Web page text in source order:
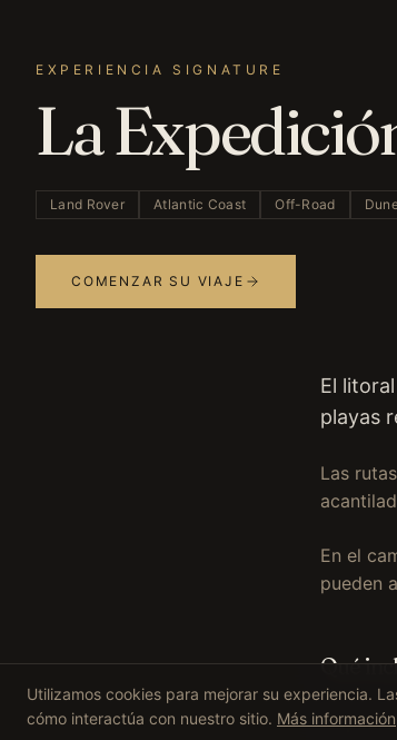
EXPERIENCIA SIGNATURE
La
Land Rover Atlantic Coast Off-Road
COMENZAR SU VIAJE
El
playas
Las
En el
pueden
Qué
Utilizamos cookies para mejorar su experiencia.
cómo interactúa con nuestro sitio. Más información